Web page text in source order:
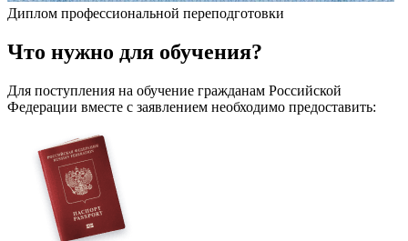
Диплом профессиональной переподготовки
Что нужно для обучения?
Для поступления на обучение гражданам Российской
Федерации вместе с заявлением необходимо предоставить: